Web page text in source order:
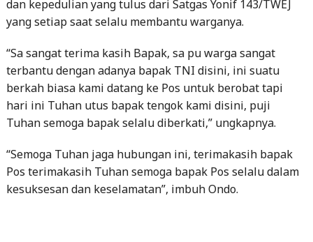
“Sa sangat terima kasih Bapak, sa pu warga sangat
terbantu dengan adanya bapak TNI disini, ini suatu
berkah biasa kami datang ke Pos untuk berobat tapi
hari ini Tuhan utus bapak tengok kami disini, puji
Tuhan semoga bapak selalu diberkati,” ungkapnya.
“Semoga Tuhan jaga hubungan ini, terimakasih bapak
Pos terimakasih Tuhan semoga bapak Pos selalu dalam
kesuksesan dan keselamatan”, imbuh Ondo.